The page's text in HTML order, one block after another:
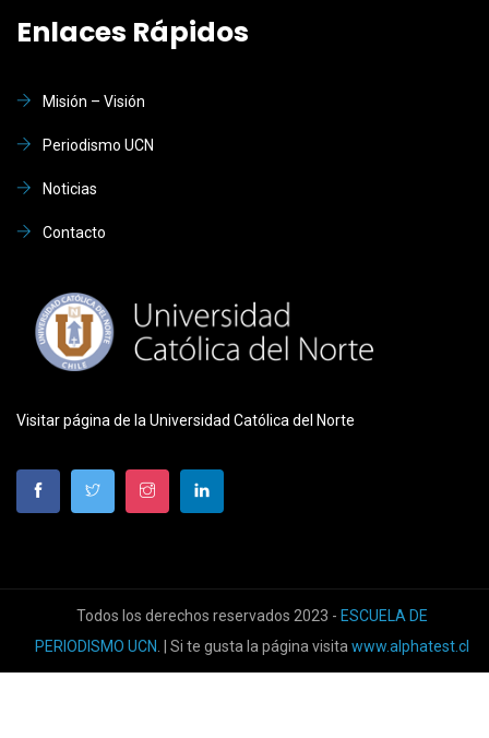
Enlaces Rápidos
Misión – Visión
Periodismo UCN
Noticias
Contacto
Visitar página de la Universidad Católica del Norte
Todos los derechos reservados 2023 - ESCUELA DE
PERIODISMO UCN
. | Si te gusta la página visita www.alphatest.cl